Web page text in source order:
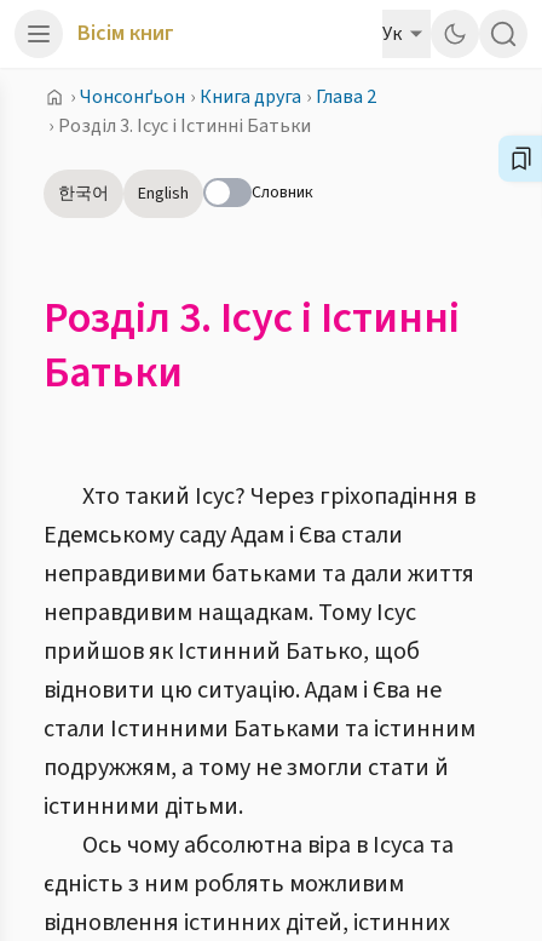
Вісім книг Ук
›Чонсонґьон › Книга друга › Глава 2
› Розділ 3. Ісус і Істинні Батьки
한국어 English Словник
Розділ 3. Ісус і Істинні
Батьки
Хто такий Ісус? Через гріхопадіння в
Едемському саду Адам і Єва стали
неправдивими батьками та дали життя
неправдивим нащадкам. Тому Ісус
прийшов як Істинний Батько, щоб
відновити цю ситуацію. Адам і Єва не
стали Істинними Батьками та істинним
подружжям, а тому не змогли стати й
істинними дітьми.
Ось чому абсолютна віра в Ісуса та
єдність з ним роблять можливим
відновлення істинних дітей, істинних